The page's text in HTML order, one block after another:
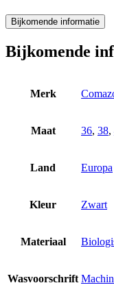
Bijkomende informatie
Bijkomende
Merk
Maat 36, 38,
Land Europa
Kleur Zwart
Materiaal
Wasvoorschrift